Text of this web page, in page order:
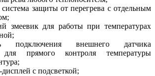
защиты от перегрева с отдельным
змеевик для работы при температурах
подключения внешнего датчика
для прямого контроля температуры
с подсветкой;